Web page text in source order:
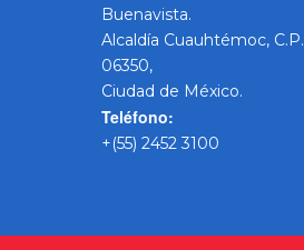
Buenavista.
Alcaldía Cuauhtémoc, C.P.
06350,
Ciudad de México.
Teléfono:
+(55) 2452 3100